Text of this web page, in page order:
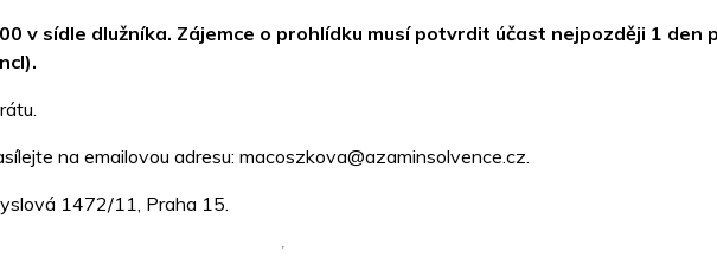
v sídle dlužníka. Zájemce o prohlídku musí potvrdit účast nejpozději 1 den
na emailovou adresu: macoszkova@azaminsolvence.cz.
1472/11, Praha 15.